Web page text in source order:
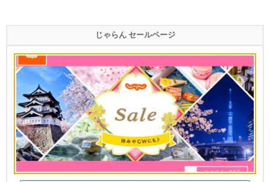
じゃらん セールページ